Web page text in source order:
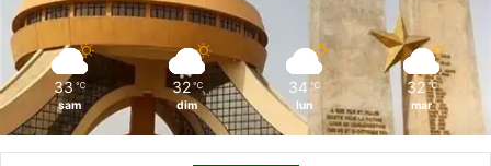
k
n
33 ℃
sam
32 ℃
dim
34 ℃
lun
32 ℃
mar